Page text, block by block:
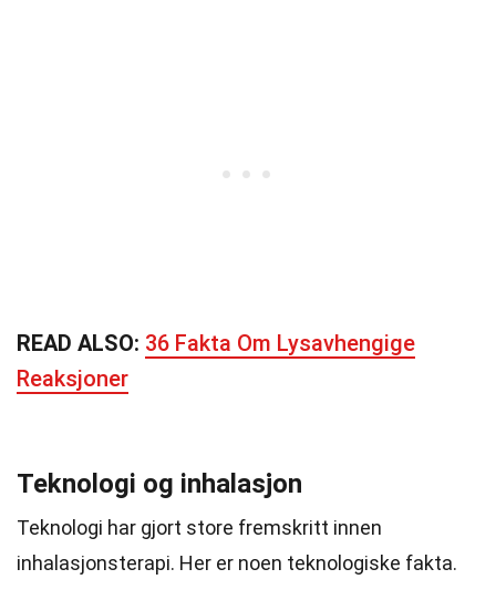
READ ALSO: 36 Fakta Om Lysavhengige
Reaksjoner
Teknologi og inhalasjon
Teknologi har gjort store fremskritt innen
inhalasjonsterapi. Her er noen teknologiske fakta.